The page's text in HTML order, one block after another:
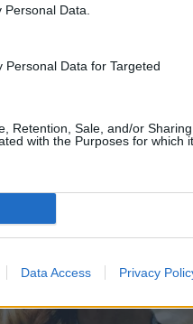
Data.
Data for Targeted
Retention, Sale, and/or Sharing
with the Purposes for which it
Data Access Privacy
kígyónál is. Mivel sértve
ajándékok segíthetnek
vagy bonbont vitt és
kifejezni.
könnyen lerázni.Minél